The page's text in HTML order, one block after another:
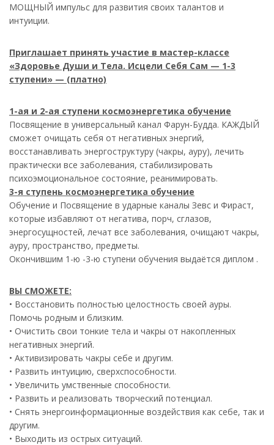
МОЩНЫЙ импульс для развития своих талантов и
интуиции.
Приглашает принять участие в мастер-классе
«Здоровье Души и Тела. Исцели Себя Сам — 1-3
ступени» — (платно)
1-ая и 2-ая ступени космоэнергетика обучение
Посвящение в универсальный канал Фарун-Будда. КАЖДЫЙ
сможет очищать себя от негативных энергий,
восстанавливать энергоструктуру (чакры, ауру), лечить
практически все заболевания, стабилизировать
психоэмоциональное состояние, реанимировать.
3-я ступень космоэнергетика обучение
Обучение и Посвящение в ударные каналы Зевс и Фираст,
которые избавляют от негатива, порч, сглазов,
энергосущностей, лечат все заболевания, очищают чакры,
ауру, пространство, предметы.
Окончившим 1-ю -3-ю ступени обучения выдаётся диплом .
ВЫ СМОЖЕТЕ:
• Восстановить полностью целостность своей ауры.
Помочь родным и близким.
• Очистить свои тонкие тела и чакры от накопленных
негативных энергий.
• Активизировать чакры себе и другим.
• Развить интуицию, сверхспособности.
• Увеличить умственные способности.
• Развить и реализовать творческий потенциал.
• Снять энергоинформационные воздействия как себе, так и
другим.
• Выходить из острых ситуаций.